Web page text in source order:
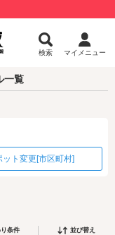
検索 マイメニュー
一覧
ット変更[市区町村]
条件 並び替え